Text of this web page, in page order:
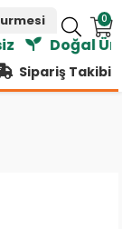
0
Doğal
Sipariş Takibi